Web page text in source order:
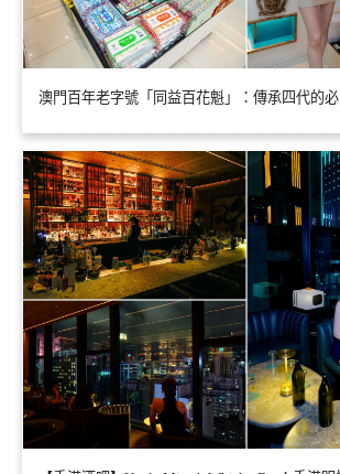
澳門百年老字號「同益百花魁」：傳承四代的